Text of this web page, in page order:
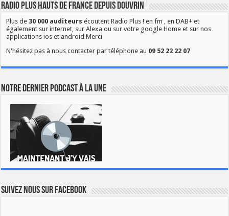
Radio Plus Hauts de France depuis Douvrin
Plus de30 000 auditeurs écoutent Radio Plus ! en fm , en DAB+ et
également sur internet, sur Alexa ou sur votre google Home et sur nos
applications ios et android Merci
N'hésitez pas à nous contacter par téléphone au 09 52 22 22 07
Notre dernier podcast à la une
Suivez nous sur Facebook